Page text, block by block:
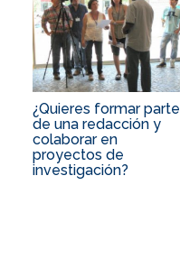
¿Quieres formar parte
de una redacción y
colaborar en
proyectos de
investigación?